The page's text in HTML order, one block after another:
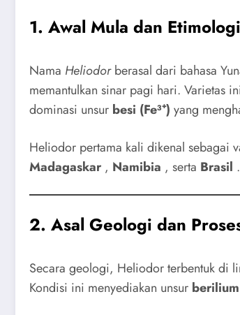
1. Awal Mula dan Etimologi
Nama Heliodorberasal dari bahasa
memantulkan sinar pagi hari. Varietas
dominasi unsur besi (Fe³⁺) yang
Heliodor pertama kali dikenal sebagai
Madagaskar , Namibia , serta Brasil
2. Asal Geologi dan
Secara geologi, Heliodor terbentuk di
Kondisi ini menyediakan unsur